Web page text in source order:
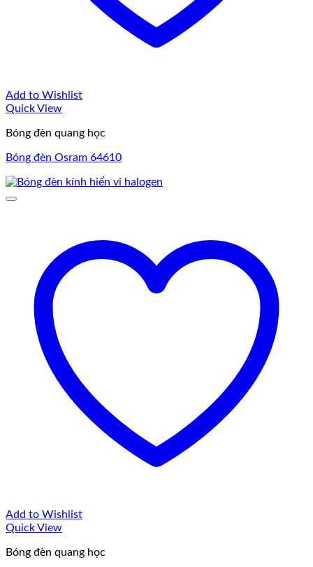
Add to Wishlist
Quick View
Bóng đèn quang học
Bóng đèn Osram 64610
Add to Wishlist
Quick View
Bóng đèn quang học